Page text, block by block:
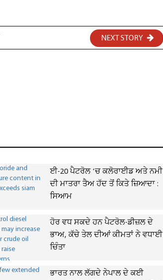
NEXT STORY
ਈ-20 ਪੈਟਰੋਲ ’ਚ ਕਲੋਰਾਈਡ ਅਤੇ ਨਮੀ
ਦੀ ਮਾਤਰਾ ਤੈਅ ਹੱਦ ਤੋਂ ਕਿਤੇ ਜ਼ਿਆਦਾ :
ਸਿਆਮ
ਹੋਰ ਵਧ ਸਕਦੇ ਹਨ ਪੈਟਰੋਲ-ਡੀਜ਼ਲ ਦੇ
ਭਾਅ, ਕੱਚੇ ਤੇਲ ਦੀਆਂ ਕੀਮਤਾਂ ਨੇ ਵਧਾਈ
ਚਿੰਤਾ
ਭਾਰਤ ਨਾਲ ਲੱਗਦੇ ਨੇਪਾਲ ਦੇ ਕਈ